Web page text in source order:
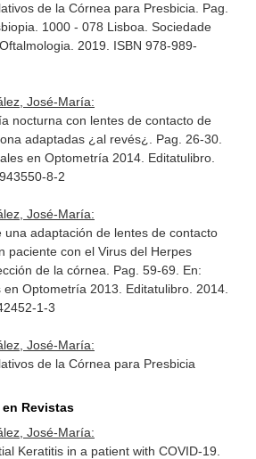
de la Córnea para Presbicia. Pag.
. 1000 - 078 Lisboa. Sociedade
2019. ISBN 978-989-
José-María:
nocturna con lentes de contacto de
adaptadas ¿al revés¿. Pag. 26-30.
en Optometría 2014. Editatulibro.
8-2
José-María:
una adaptación de lentes de contacto
paciente con el Virus del Herpes
de la córnea. Pag. 59-69. En:
en Optometría 2013 . Editatulibro. 2014.
1-3
José-María:
de la Córnea para Presbicia
Revistas
José-María:
Keratitis in a patient with COVID-19.